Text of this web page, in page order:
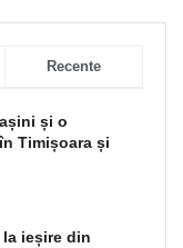
Recente
și o
Timișoara și
ieșire din